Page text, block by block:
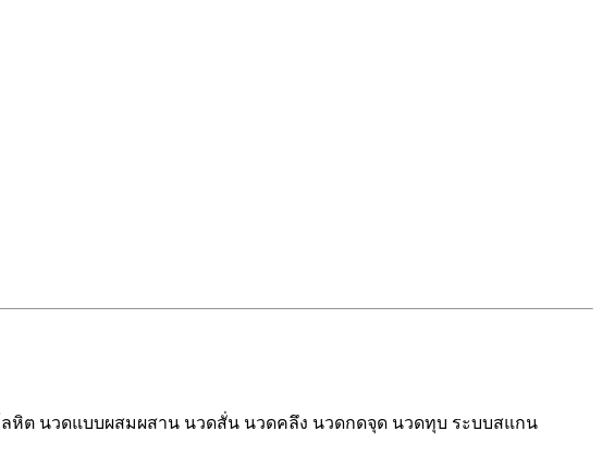
นโลหิต นวดแบบผสมผสาน นวดสั่น นวดคลึง นวดกดจุด นวดทุบ ระบบสแกน